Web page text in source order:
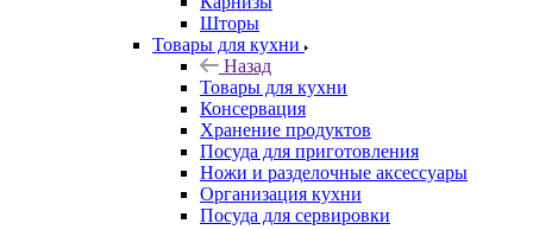
Шторы
Товары для кухни
Назад
Товары для кухни
Консервация
Хранение продуктов
Посуда для приготовления
Ножи и разделочные аксессуары
Организация кухни
Посуда для сервировки